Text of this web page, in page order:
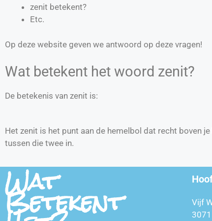
zenit betekent?
Etc.
Op deze website geven we antwoord op deze vragen!
Wat betekent het woord zenit?
De betekenis van zenit is:
Het zenit is het punt aan de hemelbol dat recht boven
tussen die twee in.
Wat
Betekent
Vijf